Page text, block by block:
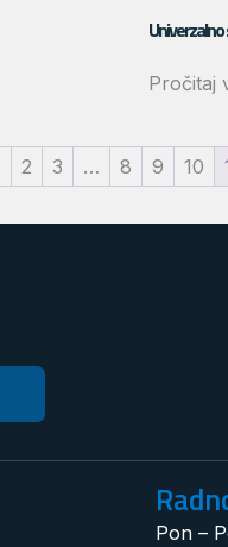
Pročitaj
2 3 … 8 9 10
Pon –